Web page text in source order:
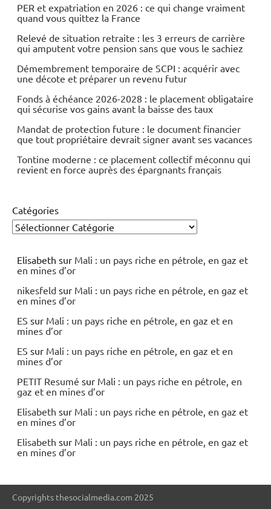
PER et expatriation en 2026 : ce qui change vraiment
quand vous quittez la France
Relevé de situation retraite : les 3 erreurs de carrière
qui amputent votre pension sans que vous le sachiez
Démembrement temporaire de SCPI : acquérir avec
une décote et préparer un revenu futur
Fonds à échéance 2026-2028 : le placement obligataire
qui sécurise vos gains avant la baisse des taux
Mandat de protection future : le document financier
que tout propriétaire devrait signer avant ses vacances
Tontine moderne : ce placement collectif méconnu qui
revient en force auprès des épargnants français
Catégories
Elisabeth sur Mali : un pays riche en pétrole, en gaz et
en mines d’or
nikesfeld sur Mali : un pays riche en pétrole, en gaz et
en mines d’or
ES sur Mali : un pays riche en pétrole, en gaz et en
mines d’or
ES sur Mali : un pays riche en pétrole, en gaz et en
mines d’or
PETIT Resumé sur Mali : un pays riche en pétrole, en
gaz et en mines d’or
Elisabeth sur Mali : un pays riche en pétrole, en gaz et
en mines d’or
Elisabeth sur Mali : un pays riche en pétrole, en gaz et
en mines d’or
Copyrights thesocialmedia.com 2025